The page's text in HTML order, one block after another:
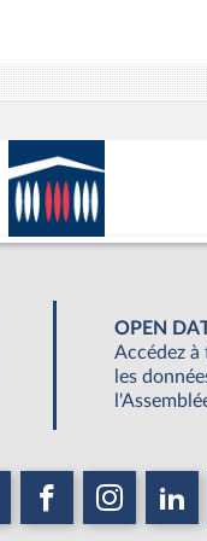
OPEN
Accédez à
les